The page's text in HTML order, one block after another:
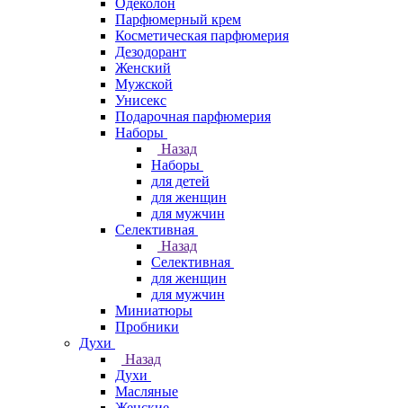
Одеколон
Парфюмерный крем
Косметическая парфюмерия
Дезодорант
Женский
Мужской
Унисекс
Подарочная парфюмерия
Наборы
Назад
Наборы
для детей
для женщин
для мужчин
Селективная
Назад
Селективная
для женщин
для мужчин
Миниатюры
Пробники
Духи
Назад
Духи
Масляные